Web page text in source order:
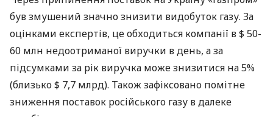
був змушений значно знизити видобуток газу. За
оцінками експертів, це обходиться компанії в $ 50-
60 млн недоотриманої виручки в день, а за
підсумками за рік виручка може знизитися на 5%
(близько $ 7,7 млрд). Також зафіксовано помітне
зниження поставок російського газу в далеке